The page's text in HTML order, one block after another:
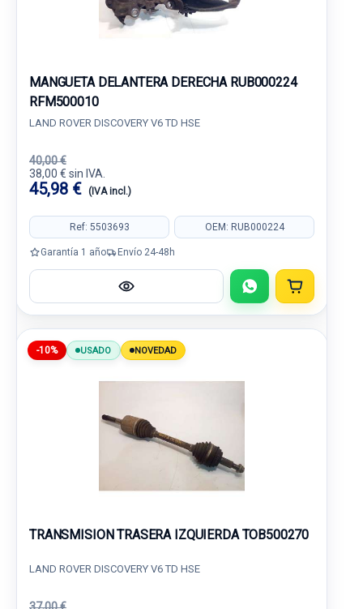
MANGUETA DELANTERA DERECHA RUB000224
RFM500010
LAND ROVER DISCOVERY V6 TD HSE
40,00 €
38,00 € sin IVA.
45,98 € (IVA incl.)
Ref: 5503693 OEM: RUB000224
Garantía 1 año Envío 24-48h
-10% USADO NOVEDAD
TRANSMISION TRASERA IZQUIERDA TOB500270
LAND ROVER DISCOVERY V6 TD HSE